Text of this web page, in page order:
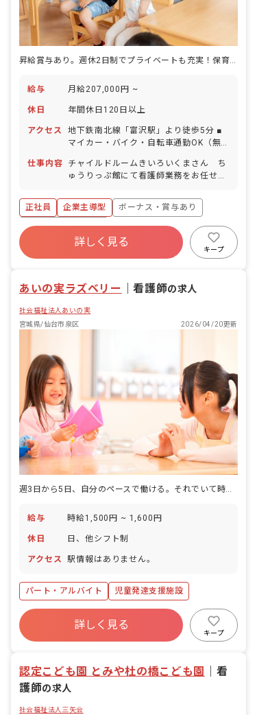
給与 月給207,000円 ~
休日 年間休日120日以上
アクセス
地下鉄南北線「富沢駅」より徒歩5分 ■
マイカー・バイク・自転車通勤OK（無
仕事内容
チャイルドルームきいろいくまさん ち
ゅうりっぷ館にて看護師業務をお任せし
対応 ・園児の健康 ・保健、衛生 ・食事
の管理 ・保健、衛生に関する職員への研
修実施等
正社員 企業主導型
ボーナス・賞与あり
年間休日120日以上
寮・住宅・家賃補助あり
社会保険完備
昇給昇進あり
詳しく見る
キープ
あいの実ラズベリー ｜看護師の求人
社会福祉法人あいの実
宮城県/仙台市泉区
2026/04/20更新
週3日から5日、自分のペースで働ける。それでいて時給1,500円。
給与 時給1,500円 ~ 1,600円
休日 日、他シフト制
アクセス 駅情報はありません。
パート・アルバイト 児童発達支援施設
詳しく見る
キープ
認定こども園 とみや杜の橋こども園
看
護師の求人
社会福祉法人三矢会